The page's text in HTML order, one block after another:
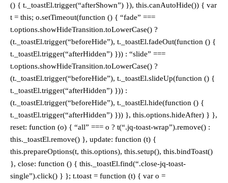
() { t._toastEl.trigger(“afterShown”) }), this.canAutoHide()) { var
t = this; o.setTimeout(function () { “fade” ===
t.options.showHideTransition.toLowerCase() ?
(t._toastEl.trigger(“beforeHide”), t._toastEl.fadeOut(function () {
t._toastEl.trigger(“afterHidden”) })) : “slide” ===
t.options.showHideTransition.toLowerCase() ?
(t._toastEl.trigger(“beforeHide”), t._toastEl.slideUp(function () {
t._toastEl.trigger(“afterHidden”) })) :
(t._toastEl.trigger(“beforeHide”), t._toastEl.hide(function () {
t._toastEl.trigger(“afterHidden”) })) }, this.options.hideAfter) } },
reset: function (o) { “all” === o ? t(“.jq-toast-wrap”).remove() :
this._toastEl.remove() }, update: function (t) {
this.prepareOptions(t, this.options), this.setup(), this.bindToast()
}, close: function () { this._toastEl.find(“.close-jq-toast-
single”).click() } }; t.toast = function (t) { var o =